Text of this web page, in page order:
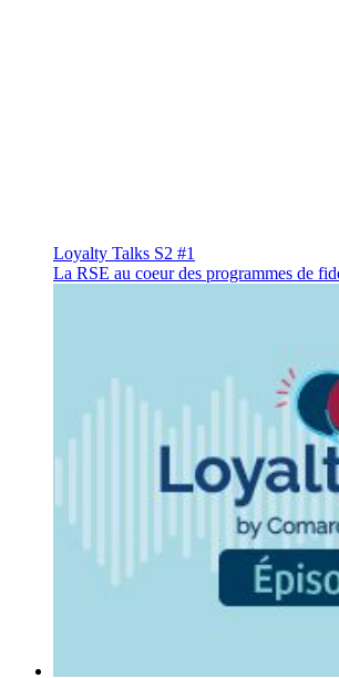
Loyalty Talks S2 #1
La RSE au coeur des programmes de